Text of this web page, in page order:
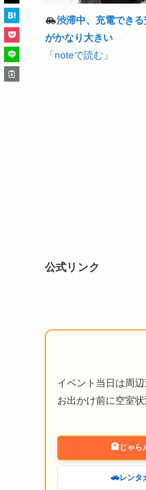
渋滞中、充電でき
がかなり大きい
「noteで読む」
公式リンク
イベント当日は周
お出かけ前に空室
🏨 じゃら
🚗レンタ